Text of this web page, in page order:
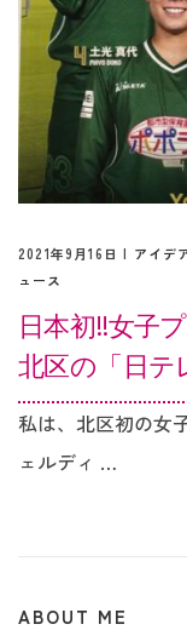
2021年9月16日 | アイデ
ュース
日本初‼︎女子
北区の「日テ
私は、北区初の女
ェルディ …
ABOUT ME